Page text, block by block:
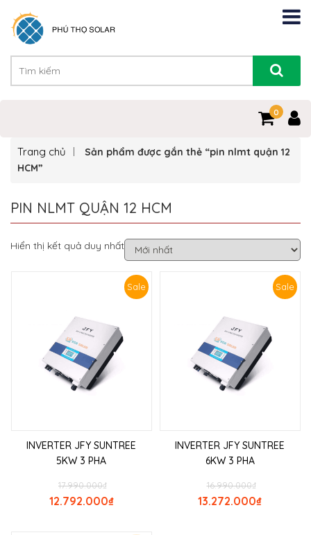
0
Trang chủ
Sản phẩm được gắn thẻ “pin nlmt quận 12
HCM”
PIN NLMT QUẬN 12 HCM
Hiển thị kết quả duy nhất
Sale
INVERTER JFY SUNTREE
5KW 3 PHA
₫
17.990.000
₫
12.792.000
Sale
INVERTER JFY SUNTREE
6KW 3 PHA
₫
16.990.000
₫
13.272.000